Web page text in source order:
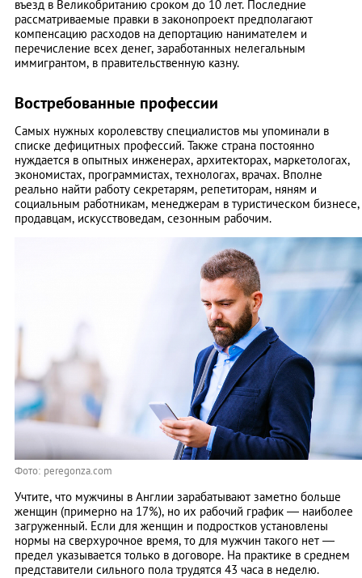
въезд в Великобританию сроком до 10 лет. Последние
рассматриваемые правки в законопроект предполагают
компенсацию расходов на депортацию нанимателем и
перечисление всех денег, заработанных нелегальным
иммигрантом, в правительственную казну.
Востребованные профессии
Самых нужных королевству специалистов мы упоминали в
списке дефицитных профессий. Также страна постоянно
нуждается в опытных инженерах, архитекторах, маркетологах,
экономистах, программистах, технологах, врачах. Вполне
реально найти работу секретарям, репетиторам, няням и
социальным работникам, менеджерам в туристическом бизнесе,
продавцам, искусствоведам, сезонным рабочим.
Фото: peregonza.com
Учтите, что мужчины в Англии зарабатывают заметно больше
женщин (примерно на 17%), но их рабочий график — наиболее
загруженный. Если для женщин и подростков установлены
нормы на сверхурочное время, то для мужчин такого нет —
предел указывается только в договоре. На практике в среднем
представители сильного пола трудятся 43 часа в неделю.